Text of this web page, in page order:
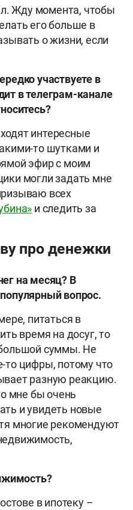
Жду момента, чтобы
его больше в
о жизни, если
участвуете в
в телеграм-канале
интересные
то шутками и
эфир с моим
могли задать мне
всех
и следить за
про денежки
на месяц? В
вопрос.
питаться в
время на досуг, то
суммы. Не
то цифры, потому что
разную реакцию.
мне бы очень
и увидеть новые
многие рекомендуют
в ипотеку –